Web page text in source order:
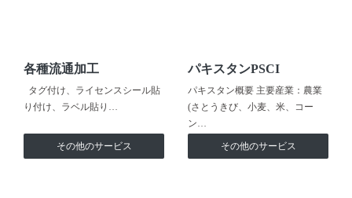
各種流通加工
タグ付け、ライセンスシール貼
り付け、ラベル貼り…
その他のサービス
パキスタンPSCI
パキスタン概要 主要産業：農業
(さとうきび、小麦、米、コー
ン…
その他のサービス